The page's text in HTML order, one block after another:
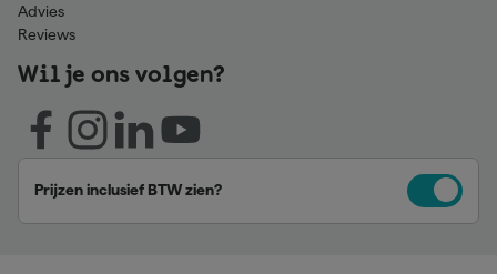
Advies
Reviews
Wil je ons volgen?
Prijzen inclusief BTW zien?